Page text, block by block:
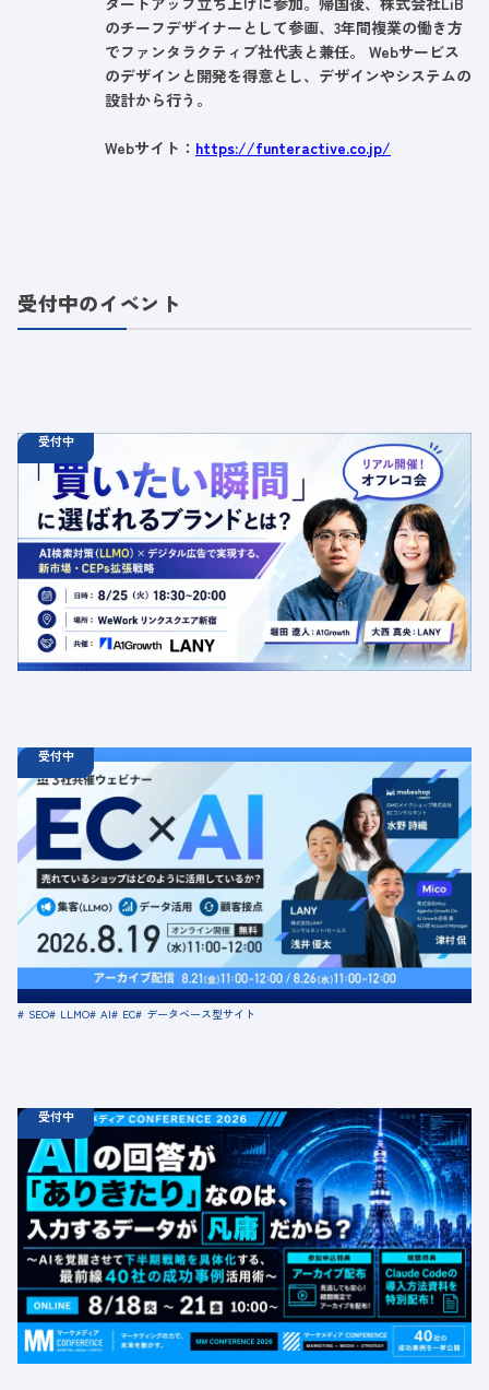
のチーフデザイナーとして参画、3年間複業の働き方
でファンタラクティブ社代表と兼任。 Webサービス
のデザインと開発を得意とし、デザインやシステムの
設計から行う。
Webサイト： https://funteractive.co.jp/
受付中のイベント
受付中
オフラインイベント 18:30 - 20:00
【オフラインイベント】「買いたい瞬間」に選ばれるブラ
ンドとは？AI検索対策（LLMO）×デジタル広告で実現す
る、新市場・CEPs拡張戦略
定員数：50名
金額：無料
場所：東京都渋谷区千駄ヶ谷5-27-5 リンクスクエア新宿16F
WeWork内 最寄り：新宿駅・代々木駅・新宿三丁目駅
交流会 共催 AI LLMO デジタルマーケティング トレンド 採用イベント 広告
受付中
ウェビナー 08.19
11:00 - 12:00
水 11:00 - 12:00
【無料セミナー】EC × AI 売れているショップはどのよう
に活用しているか？ 「集客（LLMO）」「データ活用」
「顧客接点」
定員数：500名
金額：無料
場所：オンライン
SEO LLMO AI EC データベース型サイト
受付中
ウェビナー 08.18 火 10:00 -
08.21 金 16:00
【無料カンファレンス】AIの回答が「ありきたり」なの
は、入力するデータが凡庸だから？ 〜AIを覚醒させて下
半期戦略を具体化する、最前線40社の成功事例活用術〜
定員数：1000名
金額：無料
場所：オンライン
BtoB